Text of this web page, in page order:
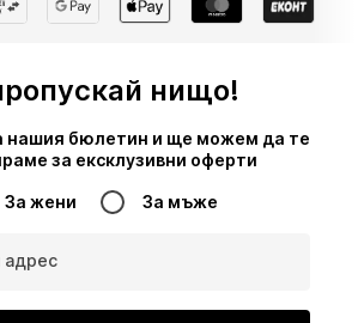
нищо!
нашия бюлетин и ще можем да те
за ексклузивни оферти
За жени За мъже
адрес